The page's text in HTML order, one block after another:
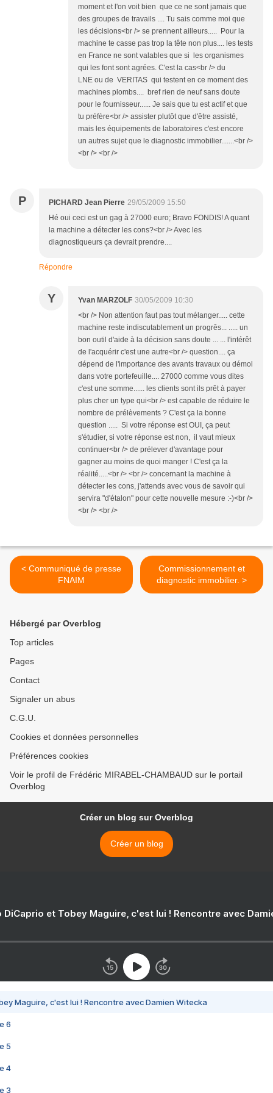
moment et l'on voit bien que ce ne sont jamais que
des groupes de travails .... Tu sais comme moi que
les décisions<br /> se prennent ailleurs..... Pour la
machine te casse pas trop la tête non plus.... les tests
en France ne sont valables que si les organismes
qui les font sont agrées. C'est la cas<br /> du
LNE ou de VERITAS qui testent en ce moment des
machines plombs.... bref rien de neuf sans doute
pour le fournisseur...... Je sais que tu est actif et que
tu préfère<br /> assister plutôt que d'être assisté,
mais les équipements de laboratoires c'est encore
un autres sujet que le diagnostic immobilier.......<br />
<br /> <br />
P PICHARD Jean Pierre 29/05/2009 15:50
Hé oui ceci est un gag à 27000 euro; Bravo FONDIS! A quant
la machine a détecter les cons?<br /> Avec les
diagnostiqueurs ça devrait prendre....
Répondre
Y Yvan MARZOLF 30/05/2009 10:30
<br /> Non attention faut pas tout mélanger..... cette
machine reste indiscutablement un progrês... ..... un
bon outil d'aide à la décision sans doute ... ... l'intérêt
de l'acquérir c'est une autre<br /> question.... ça
dépend de l'importance des avants travaux ou démol
dans votre portefeuille.... 27000 comme vous dites
c'est une somme...... les clients sont ils prêt à payer
plus cher un type qui<br /> est capable de réduire le
nombre de prélèvements ? C'est ça la bonne
question ..... Si votre réponse est OUI, ça peut
s'étudier, si votre réponse est non, il vaut mieux
continuer<br /> de prélever d'avantage pour
gagner au moins de quoi manger ! C'est ça la
réalité.....<br /> <br /> concernant la machine à
détecter les cons, j'attends avec vous de savoir qui
servira "d'étalon" pour cette nouvelle mesure :-)<br />
<br /> <br />
< Communiqué de presse
FNAIM
Commissionnement et
diagnostic immobilier. >
Hébergé par Overblog
Top articles
Pages
Contact
Signaler un abus
C.G.U.
Cookies et données personnelles
Préférences cookies
Voir le profil de Frédéric MIRABEL-CHAMBAUD sur le portail
Overblog
Créer un blog sur Overblog
Créer un blog
DiCaprio et Tobey Maguire, c'est lui ! Rencontre avec
Maguire, c'est lui ! Rencontre avec Damien Witecka
6
5
4
3